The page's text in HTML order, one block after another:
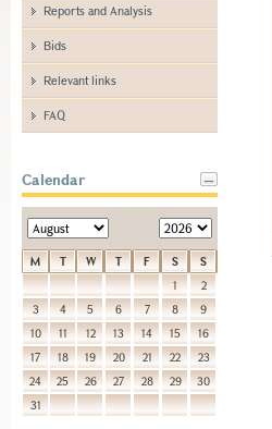
Reports and Analysis
Bids
Relevant links
FAQ
Calendar
M T W T F S
S
1
2
3
4 5 6 7 8
9
10
11 12 13 14 15
16
17
18 19 20 21 22
23
24
25 26 27 28 29
30
31